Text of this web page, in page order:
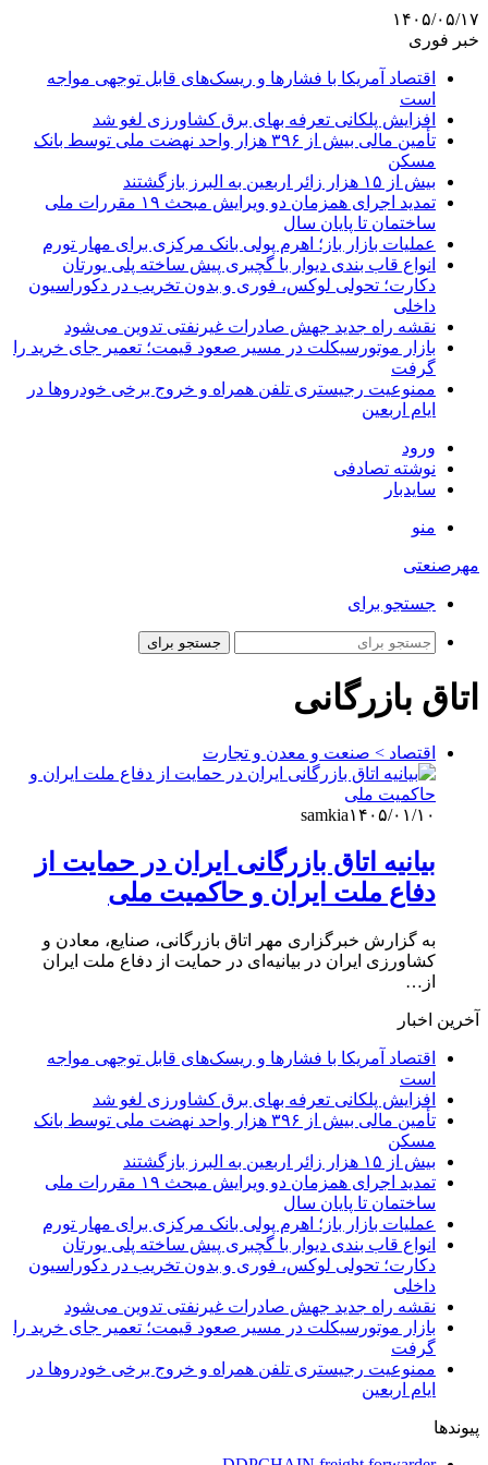
۱۴۰۵/۰۵/۱۷
خبر فوری
اقتصاد آمریکا با فشارها و ریسک‌های قابل توجهی مواجه
است
افزایش پلکانی تعرفه بهای برق کشاورزی لغو شد
تأمین مالی بیش از ۳۹۶ هزار واحد نهضت ملی توسط بانک
مسکن
بیش از ۱۵ هزار زائر اربعین به البرز بازگشتند
تمدید اجرای همزمان دو ویرایش مبحث ۱۹ مقررات ملی
ساختمان تا پایان سال
عملیات بازار باز؛ اهرم پولی بانک مرکزی برای مهار تورم
انواع قاب بندی دیوار با گچبری پیش ساخته پلی یورتان
دکارت؛ تحولی لوکس، فوری و بدون تخریب در دکوراسیون
داخلی
نقشه راه جدید جهش صادرات غیرنفتی تدوین می‌شود
بازار موتورسیکلت در مسیر صعود قیمت؛ تعمیر جای خرید را
گرفت
ممنوعیت رجیستری تلفن همراه و خروج برخی خودروها در
ایام اربعین
ورود
نوشته تصادفی
سایدبار
منو
مهرصنعتی
جستجو برای
جستجو برای
اتاق بازرگانی
اقتصاد > صنعت و معدن و تجارت
samkia۱۴۰۵/۰۱/۱۰
بیانیه اتاق بازرگانی ایران در حمایت از
دفاع ملت ایران و حاکمیت ملی
به گزارش خبرگزاری مهر اتاق بازرگانی، صنایع، معادن و
کشاورزی ایران در بیانیه‌ای در حمایت از دفاع ملت ایران
از…
آخرین اخبار
اقتصاد آمریکا با فشارها و ریسک‌های قابل توجهی مواجه
است
افزایش پلکانی تعرفه بهای برق کشاورزی لغو شد
تأمین مالی بیش از ۳۹۶ هزار واحد نهضت ملی توسط بانک
مسکن
بیش از ۱۵ هزار زائر اربعین به البرز بازگشتند
تمدید اجرای همزمان دو ویرایش مبحث ۱۹ مقررات ملی
ساختمان تا پایان سال
عملیات بازار باز؛ اهرم پولی بانک مرکزی برای مهار تورم
انواع قاب بندی دیوار با گچبری پیش ساخته پلی یورتان
دکارت؛ تحولی لوکس، فوری و بدون تخریب در دکوراسیون
داخلی
نقشه راه جدید جهش صادرات غیرنفتی تدوین می‌شود
بازار موتورسیکلت در مسیر صعود قیمت؛ تعمیر جای خرید را
گرفت
ممنوعیت رجیستری تلفن همراه و خروج برخی خودروها در
ایام اربعین
پیوندها